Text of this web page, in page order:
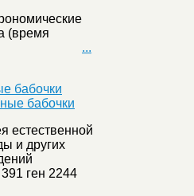
(время
...
бабочки
естественной
и других
ген 2244